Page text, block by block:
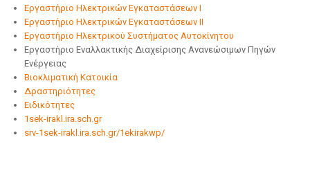
Εργαστήριο Ηλεκτρικών Εγκαταστάσεων Ι
Εργαστήριο Ηλεκτρικών Εγκαταστάσεων ΙΙ
Εργαστήριο Ηλεκτρικού Συστήματος Αυτοκίνητου
Εργαστήριο Εναλλακτικής Διαχείρισης Ανανεώσιμων Πηγών
Ενέργειας
Βιοκλιματική Κατοικία
Δραστηριότητες
Ειδικότητες
1sek-irakl.ira.sch.gr
srv-1sek-irakl.ira.sch.gr/1ekirakwp/